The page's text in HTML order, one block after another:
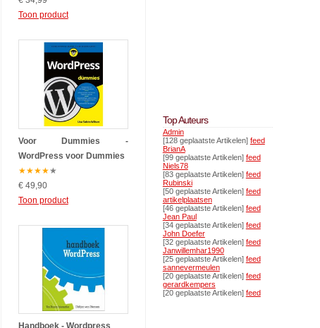
Toon product
Voor Dummies -
WordPress voor Dummies
★★★★★
€ 49,90
Toon product
Handboek - Wordpress
Top Auteurs
Admin
[128 geplaatste Artikelen] feed
BrianA
[99 geplaatste Artikelen] feed
Niels78
[83 geplaatste Artikelen] feed
Rubinski
[50 geplaatste Artikelen] feed
artikelplaatsen
[46 geplaatste Artikelen] feed
Jean Paul
[34 geplaatste Artikelen] feed
John Doefer
[32 geplaatste Artikelen] feed
Janwillemhar1990
[25 geplaatste Artikelen] feed
sannevermeulen
[20 geplaatste Artikelen] feed
gerardkempers
[20 geplaatste Artikelen] feed